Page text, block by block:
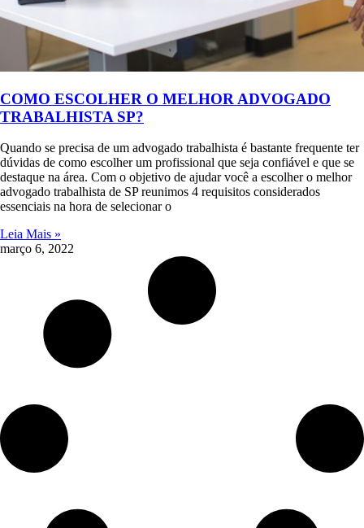
COMO ESCOLHER O MELHOR ADVOGADO
TRABALHISTA SP?
Quando se precisa de um advogado trabalhista é bastante frequente ter
dúvidas de como escolher um profissional que seja confiável e que se
destaque na área. Com o objetivo de ajudar você a escolher o melhor
advogado trabalhista de SP reunimos 4 requisitos considerados
essenciais na hora de selecionar o
Leia Mais »
março 6, 2022